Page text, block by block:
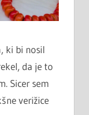
ki bi nosil
da je to
Sicer sem
verižice